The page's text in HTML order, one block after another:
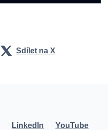
Sdílet na X
LinkedIn YouTube